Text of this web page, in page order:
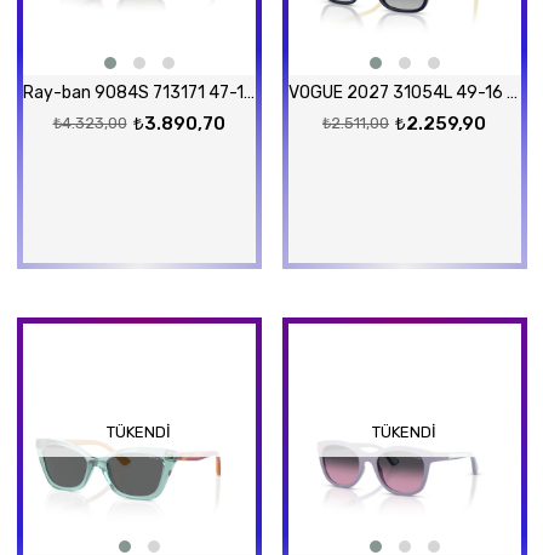
Ray-ban 9084S 713171 47-16 Güneş Gözlüğü
₺3.890,70
₺4.323,00
VOGUE 2027 31054L 49-16 Güneş Gözlüğü
₺2.259,90
₺2.511,00
TÜKENDI TÜKENDI